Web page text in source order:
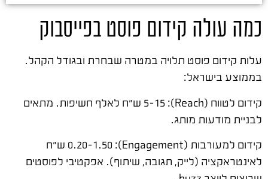
כמה עולה קידום פוסט בפייסבוק
עלות קידום פוסט תלויה במטרה שבחרת ובגודל הקהל.
בממוצע בישראל:
קידום לטווח (Reach): 5-15 ש"ח לאלף חשיפות. מתאים
לבניית מודעות מותג.
קידום למעורבות (Engagement): 0.20-1.50 ש"ח
לאינטראקציה (לייק, תגובה, שיתוף). אפקטיבי לפוסטים